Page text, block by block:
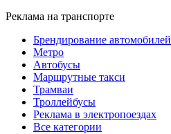
Реклама на транспорте
Брендирование автомобилей
Метро
Автобусы
Маршрутные такси
Трамваи
Троллейбусы
Реклама в электропоездах
Все категории